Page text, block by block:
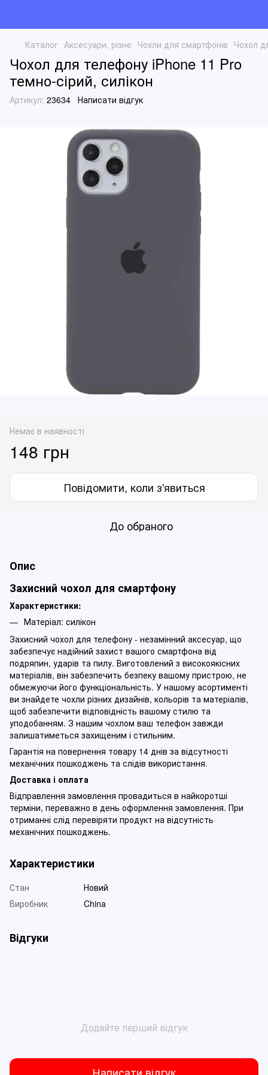
Каталог Аксесуари, різне Чохли для смартфонів Чохол
Чохол для телефону iPhone 11 Pro
темно-сірий, силікон
Артикул: 23634 Написати відгук
Немає в наявності
148 грн
Повідомити, коли з'явиться
До обраного
Опис
Захисний чохол для смартфону
Характеристики:
Матеріал: силікон
Захисний чохол для телефону - незамінний аксесуар, що
забезпечує надійний захист вашого смартфона від
подряпин, ударів та пилу. Виготовлений з високоякісних
матеріалів, він забезпечить безпеку вашому пристрою, не
обмежуючи його функціональність. У нашому асортименті
ви знайдете чохли різних дизайнів, кольорів та матеріалів,
щоб забезпечити відповідність вашому стилю та
уподобанням. З нашим чохлом ваш телефон завжди
залишатиметься захищеним і стильним.
Гарантія на повернення товару 14 днів за відсутності
механічних пошкоджень та слідів використання.
Доставка і оплата
Відправлення замовлення провадиться в найкоротші
терміни, переважно в день оформлення замовлення. При
отриманні слід перевіряти продукт на відсутність
механічних пошкоджень.
Характеристики
Стан
Новий
Виробник
China
Відгуки
Додайте перший відгук